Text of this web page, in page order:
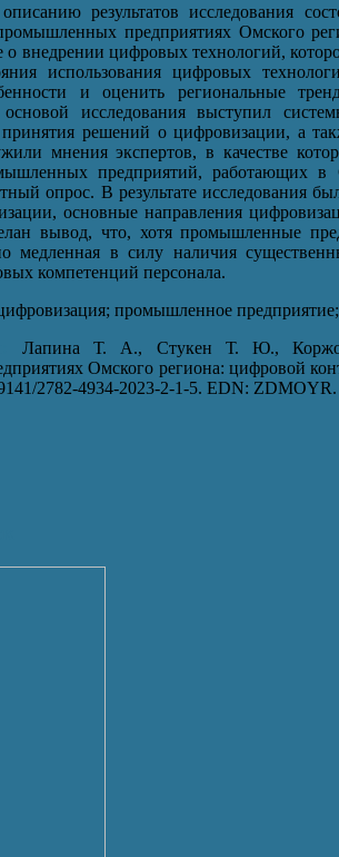
результатов исследования
предприятиях Омского
внедрении цифровых технологий,
использования цифровых
и оценить региональные
основой исследования выступил
решений о цифровизации, а
мнения экспертов, в качестве
предприятий, работающих
опрос. В результате исследования
основные направления
вывод, что, хотя промышленные
медленная в силу наличия
компетенций персонала.
промышленное
Лапина Т. А., Стукен Т. Ю.,
Омского региона: цифровой
2782-4934-2023-2-1-5. EDN: ZDMOYR.